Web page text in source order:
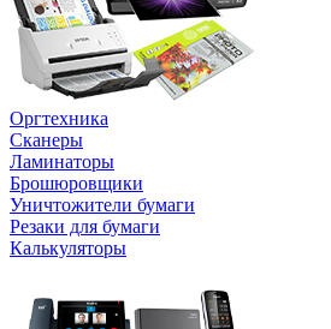
Оргтехника
Сканеры
Ламинаторы
Брошюровщики
Уничтожители бумаги
Резаки для бумаги
Калькуляторы